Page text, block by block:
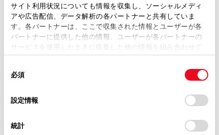
サイト利用状況についても情報を収集し、ソーシャルメディ
アや広告配信、データ解析の各パートナーと共有していま
す。各パートナーは、ここで収集された情報とユーザーが各
パートナーに提供した他の情報、ユーザーが各パートナーの
サービスを使用したときに収集した他の情報を組み合わせて
使用することがあります。当ウェブサイトの使用を続行する
デバイスにすべてのCookie(クッキー)が保存されることに同
意したことになります。Cookie(クッキー)のオプトアウト、
設定の変更、同意を撤回したりするにあたっては、当社の
「Cookie（クッキー）情報の取り扱いについて
」をご覧くだ
必須
設定情報
統計
建物名
必須 ご希望の連絡方法